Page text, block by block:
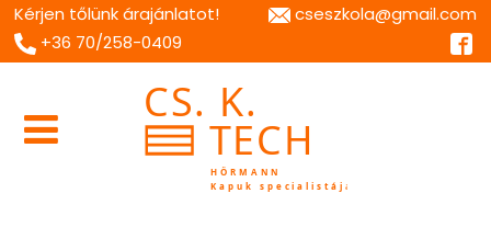
Kérjen tőlünk árajánlatot!
cseszkola@gmail.com
+36 70/258-0409